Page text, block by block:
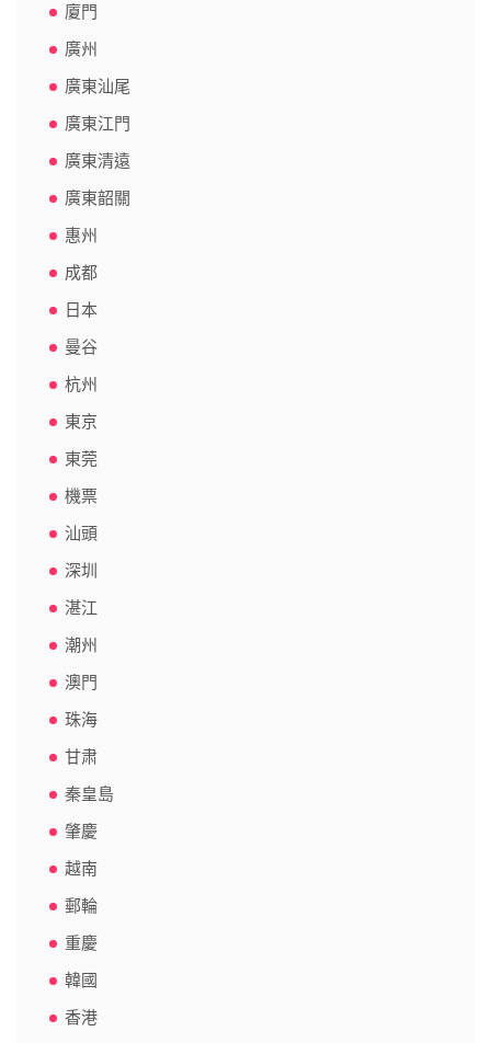
廈門
廣州
廣東汕尾
廣東江門
廣東清遠
廣東韶關
惠州
成都
日本
曼谷
杭州
東京
東莞
機票
汕頭
深圳
湛江
潮州
澳門
珠海
甘肃
秦皇島
肇慶
越南
郵輪
重慶
韓國
香港